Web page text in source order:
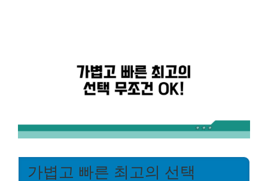
가볍고 빠른 최고의 선택